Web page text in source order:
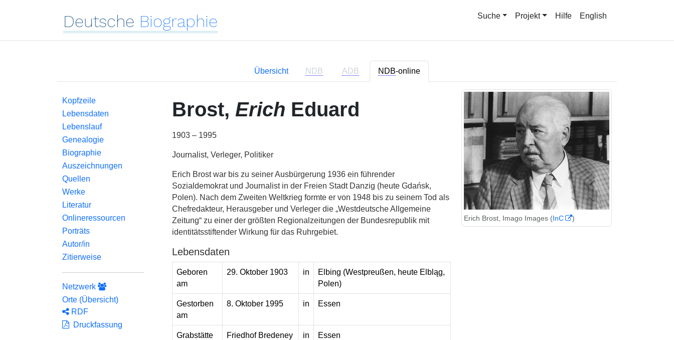
Deutsche Biographie Suche Projekt Hilfe English
Übersicht NDB ADB NDB-online
Kopfzeile
Lebensdaten
Lebenslauf
Genealogie
Biographie
Auszeichnungen
Quellen
Werke
Literatur
Onlineressourcen
Porträts
Autor/in
Zitierweise
Netzwerk
Orte (Übersicht)
RDF
Druckfassung
Brost, Erich Eduard
1903 – 1995
Journalist, Verleger, Politiker
Erich Brost war bis zu seiner Ausbürgerung 1936 ein führender
Sozialdemokrat und Journalist in der Freien Stadt Danzig (heute Gdańsk,
Polen). Nach dem Zweiten Weltkrieg formte er von 1948 bis zu seinem Tod als
Chefredakteur, Herausgeber und Verleger die „Westdeutsche Allgemeine
Zeitung“ zu einer der größten Regionalzeitungen der Bundesrepublik mit
identitätsstiftender Wirkung für das Ruhrgebiet.
Lebensdaten
Geboren
am
29. Oktober 1903 in
Elbing (Westpreußen, heute Elbląg,
Polen)
Gestorben
am
8. Oktober 1995 in Essen
Grabstätte Friedhof Bredeney in Essen
Erich Brost, Imago Images (InC )